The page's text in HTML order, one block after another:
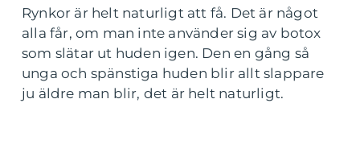
Rynkor är helt naturligt att få. Det är något
alla får, om man inte använder sig av botox
som slätar ut huden igen. Den en gång så
unga och spänstiga huden blir allt slappare
ju äldre man blir, det är helt naturligt.